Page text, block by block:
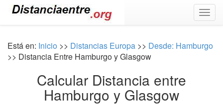
Está en: Inicio >> Distancias Europa >> Desde: Hamburgo
>> Distancia Entre Hamburgo y Glasgow
Calcular Distancia entre
Hamburgo y Glasgow